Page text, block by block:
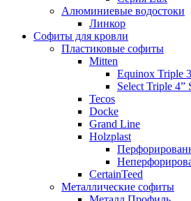
Алюминиевые водостоки
Линкор
Софиты для кровли
Пластиковые софиты
Mitten
Equinox Triple
Select Triple 4”
Tecos
Docke
Grand Line
Holzplast
CertainTeed
Металлические софиты